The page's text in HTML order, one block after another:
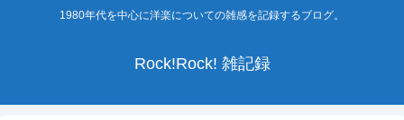
1980年代を中心に洋楽についての雑感を記録するブログ。
Rock!Rock! 雑記録